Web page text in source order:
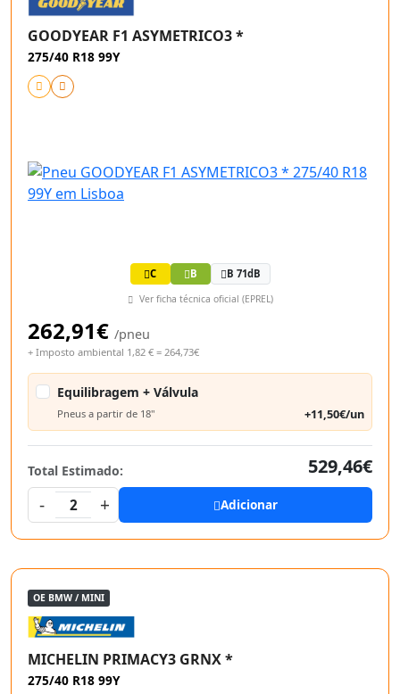
GOODYEAR F1 ASYMETRICO3 *
275/40 R18 99Y
C B B 71dB
Ver ficha técnica oficial (EPREL)
262,91€ /pneu
+ Imposto ambiental 1,82 € = 264,73€
Equilibragem + Válvula
Pneus a partir de 18" +11,50€/un
Total Estimado:
529,46€
-
2 + Adicionar
OE BMW / MINI
MICHELIN PRIMACY3 GRNX *
275/40 R18 99Y